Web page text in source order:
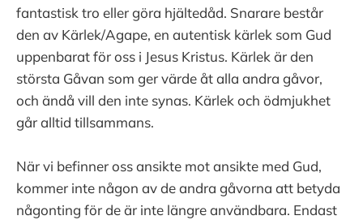
fantastisk tro eller göra hjältedåd. Snarare består
den av Kärlek/Agape, en autentisk kärlek som Gud
uppenbarat för oss i Jesus Kristus. Kärlek är den
största Gåvan som ger värde åt alla andra gåvor,
och ändå vill den inte synas. Kärlek och ödmjukhet
går alltid tillsammans.
När vi befinner oss ansikte mot ansikte med Gud,
kommer inte någon av de andra gåvorna att betyda
någonting för de är inte längre användbara. Endast